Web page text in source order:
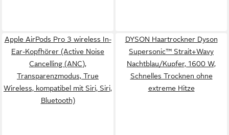
Apple AirPods Pro 3 wireless In-
Ear-Kopfhörer (Active Noise
Cancelling (ANC),
Transparenzmodus, True
Wireless, kompatibel mit Siri, Siri,
Bluetooth)
DYSON Haartrockner Dyson
Supersonic™ Strait+Wavy
Nachtblau/Kupfer, 1600 W,
Schnelles Trocknen ohne
extreme Hitze